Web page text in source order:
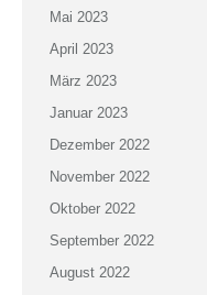
Mai 2023
April 2023
März 2023
Januar 2023
Dezember 2022
November 2022
Oktober 2022
September 2022
August 2022